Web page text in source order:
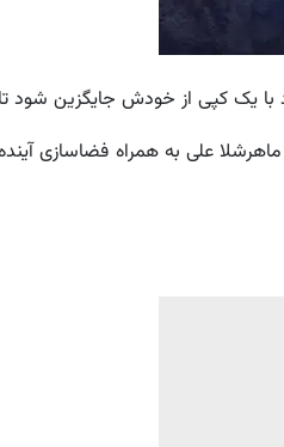
با یک کپی از خودش جایگزین شود تا
علی به همراه فضاسازی